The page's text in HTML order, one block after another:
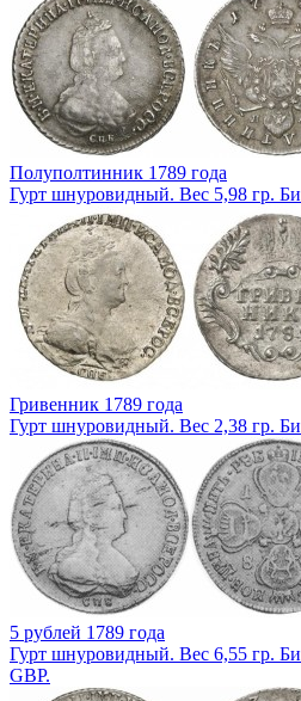
Полуполтинник 1789 года
Гурт шнуровидный. Вес 5,98 гр.
Гривенник 1789 года
Гурт шнуровидный. Вес 2,38 гр.
5 рублей 1789 года
Гурт шнуровидный. Вес 6,55 гр.
GBP.